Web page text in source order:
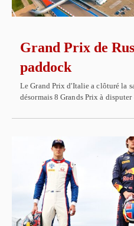
Grand Prix de
paddock
Le Grand Prix d'Italie a clôturé la
désormais 8 Grands Prix à